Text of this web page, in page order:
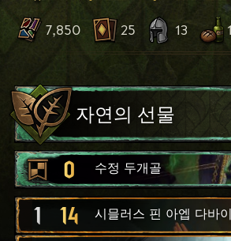
7,850 25 13
자연의 선물
0 수정 두개골
1 14 시믈러스 핀 아엡 다바